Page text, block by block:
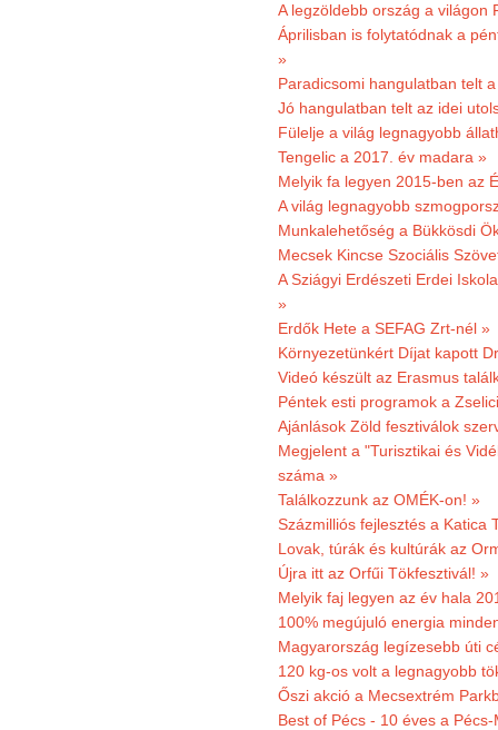
A legzöldebb ország a világon
Áprilisban is folytatódnak a
»
Paradicsomi hangulatban telt
Jó hangulatban telt az idei
Fülelje a világ legnagyobb
Tengelic a 2017. év madara »
Melyik fa legyen 2015-ben az
A világ legnagyobb
Munkalehetőség a Bükkösdi
Mecsek Kincse Szociális
A Sziágyi Erdészeti Erdei
»
Erdők Hete a SEFAG Zrt-nél »
Környezetünkért Díjat kapott
Videó készült az Erasmus
Péntek esti programok a
Ajánlások Zöld fesztiválok
Megjelent a "Turisztikai és
száma »
Találkozzunk az OMÉK-on! »
Százmilliós fejlesztés a Katica
Lovak, túrák és kultúrák az
Újra itt az Orfűi Tökfesztivál! »
Melyik faj legyen az év hala
100% megújuló energia
Magyarország legízesebb úti
120 kg-os volt a legnagyobb
Őszi akció a Mecsextrém
Best of Pécs - 10 éves a